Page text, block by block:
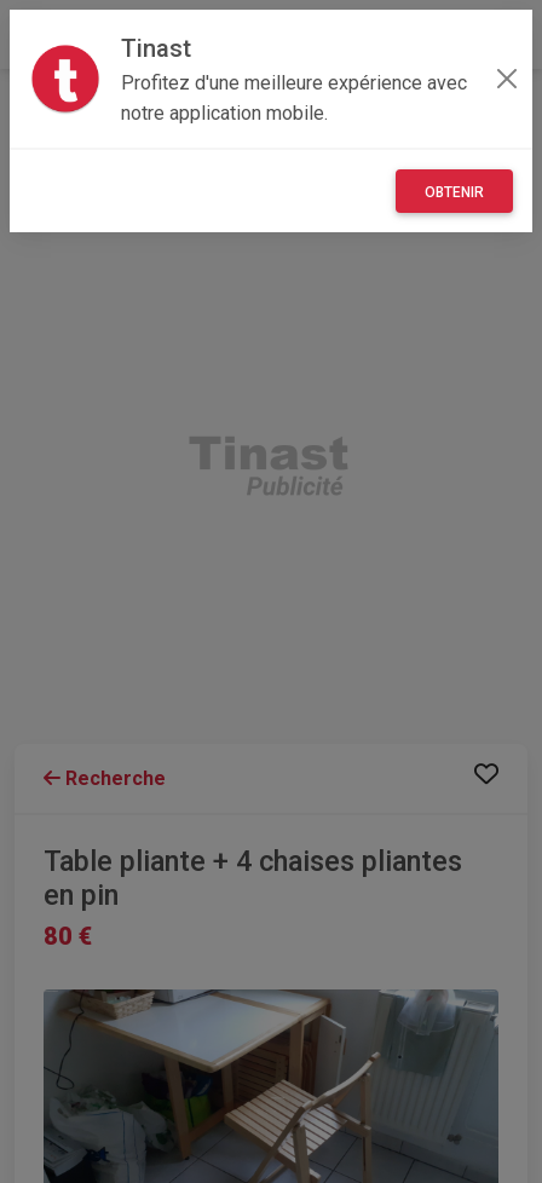
Tinast
Profitez d'une meilleure expérience avec
notre application mobile.
OBTENIR
Accueil Immobilier
Bourgogne-Franche-Comté
Recherche
Table pliante + 4 chaises pliantes
en pin
80 €